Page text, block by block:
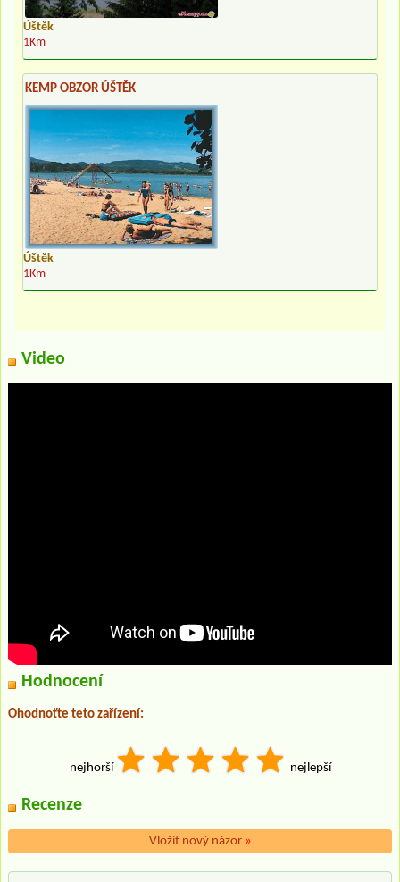
Úštěk
1Km
KEMP OBZOR ÚŠTĚK
Úštěk
1Km
Video
Hodnocení
Ohodnoťte teto zařízení:
nejhorší nejlepší
Recenze
Vložit nový názor »